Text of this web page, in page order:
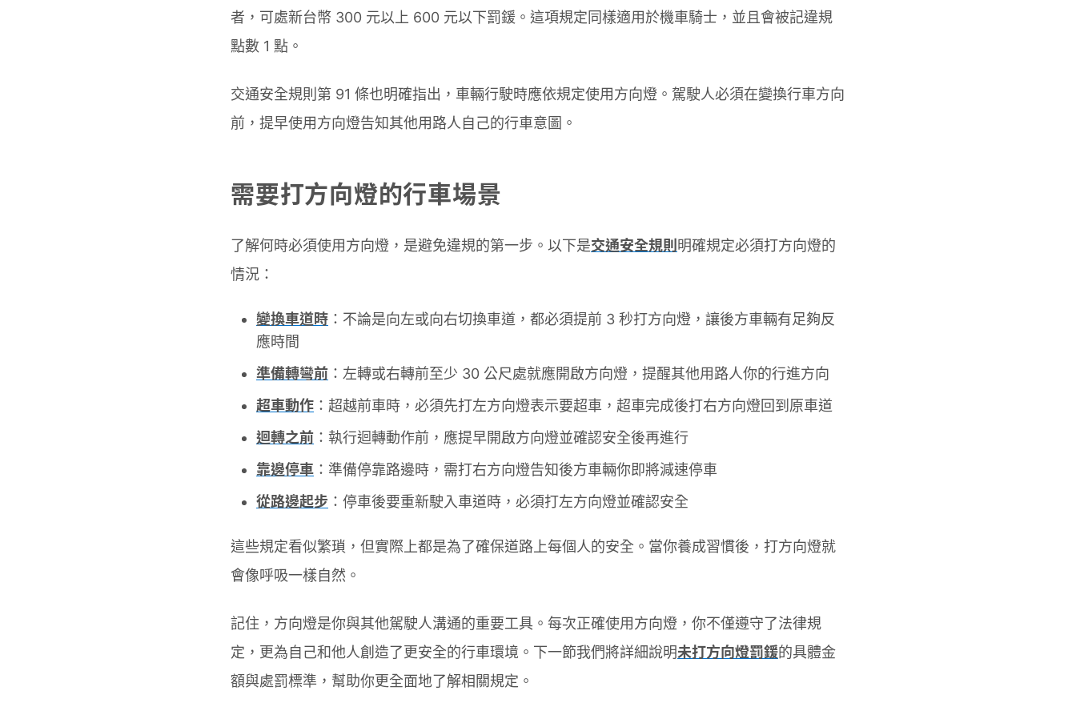
者，可處新台幣 300 元以上 600 元以下罰鍰。這項規定同樣適用於機車騎士，並且會被記違規
點數 1 點。
交通安全規則第 91 條也明確指出，車輛行駛時應依規定使用方向燈。駕駛人必須在變換行車方向
前，提早使用方向燈告知其他用路人自己的行車意圖。
需要打方向燈的行車場景
了解何時必須使用方向燈，是避免違規的第一步。以下是交通安全規則 明確規定必須打方向燈的
情況：
變換車道時 ：不論是向左或向右切換車道，都必須提前 3 秒打方向燈，讓後方車輛有足夠反
應時間
準備轉彎前 ：左轉或右轉前至少 30 公尺處就應開啟方向燈，提醒其他用路人你的行進方向
超車動作 ：超越前車時，必須先打左方向燈表示要超車，超車完成後打右方向燈回到原車道
迴轉之前 ：執行迴轉動作前，應提早開啟方向燈並確認安全後再進行
靠邊停車 ：準備停靠路邊時，需打右方向燈告知後方車輛你即將減速停車
從路邊起步 ：停車後要重新駛入車道時，必須打左方向燈並確認安全
這些規定看似繁瑣，但實際上都是為了確保道路上每個人的安全。當你養成習慣後，打方向燈就
會像呼吸一樣自然。
記住，方向燈是你與其他駕駛人溝通的重要工具。每次正確使用方向燈，你不僅遵守了法律規
定，更為自己和他人創造了更安全的行車環境。下一節我們將詳細說明未打方向燈罰鍰的具體金
額與處罰標準，幫助你更全面地了解相關規定。